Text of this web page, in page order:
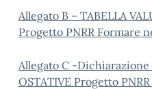
Allegato B – TABELLA
Progetto PNRR Formare
Allegato C -Dichiarazione
OSTATIVE Progetto